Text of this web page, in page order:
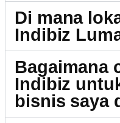
Di mana
Indibiz
Bagaimana
Indibiz
bisnis saya